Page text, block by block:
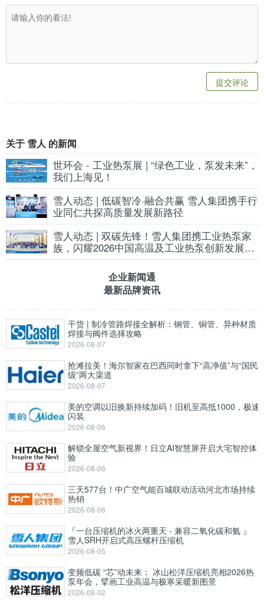
提交评论
关于 雪人 的新闻
世环会 - 工业热泵展 | “绿色工业，泵发未来”，
我们上海见！
雪人动态 | 低碳智冷·融合共赢 雪人集团携手行
业同仁共探高质量发展新路径
雪人动态 | 双碳先锋！雪人集团携工业热泵家
族，闪耀2026中国高温及工业热泵创新发展论
坛
企业新闻通
最新品牌资讯
干货 | 制冷管路焊接全解析：钢管、铜管、异种材质
焊接与阀件选择攻略
2026-08-07
抢滩拉美！海尔智家在巴西同时拿下“高净值”与“国民
级”两大渠道
2026-08-07
美的空调以旧换新持续加码！旧机至高抵1000，极速
闪装
2026-08-06
解锁全屋空气新视界！日立AI智慧屏开启大宅智控体
验
2026-08-06
三天577台！中广空气能百城联动活动河北市场持续
热销
2026-08-06
『一台压缩机的冰火两重天 - 兼容二氧化碳和氨 』
雪人SRH开启式高压螺杆压缩机
2026-08-05
变频低碳 “芯”动未来： 冰山松洋压缩机亮相2026热
泵年会，擘画工业高温与极寒采暖新图景
2026-08-02